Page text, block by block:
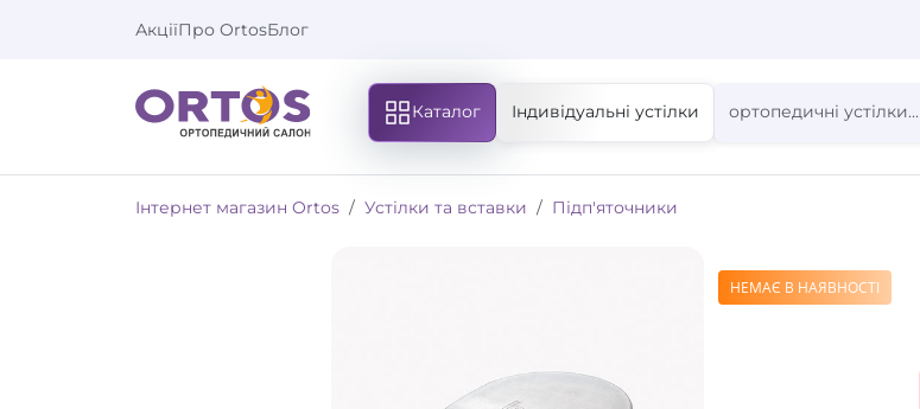
АкціїПро OrtosБлог
Каталог Індивідуальні устілки
Інтернет магазин Ortos Устілки та вставки Підп'яточники
НЕМАЄ В НАЯВНОСТІ